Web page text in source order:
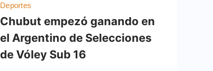
Deportes
Chubut empezó ganando en
el Argentino de Selecciones
de Vóley Sub 16